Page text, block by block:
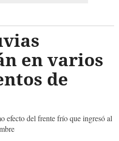
en varios
de
efecto del frente frío que ingresó al